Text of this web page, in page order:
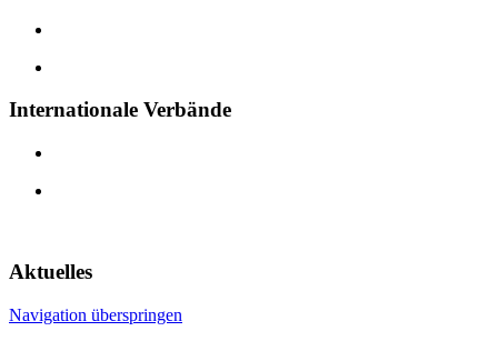
Internationale Verbände
Aktuelles
Navigation überspringen